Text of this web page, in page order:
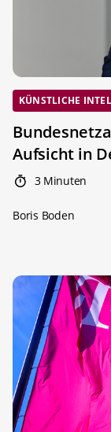
KÜNSTLICHE
Aufsicht in
3 Minuten
Boris Boden